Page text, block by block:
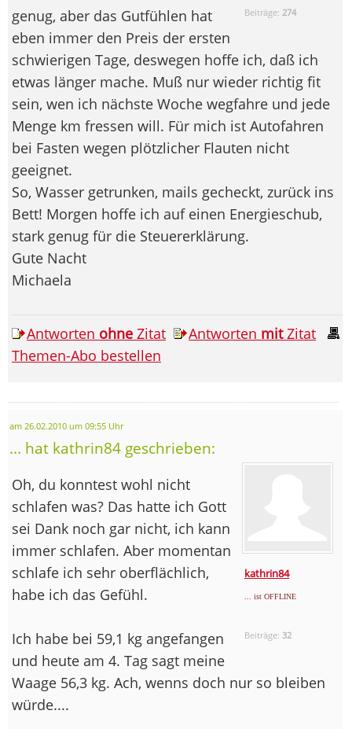
Beiträge: 274
genug, aber das Gutfühlen hat
eben immer den Preis der ersten
schwierigen Tage, deswegen hoffe ich, daß ich
etwas länger mache. Muß nur wieder richtig fit
sein, wen ich nächste Woche wegfahre und jede
Menge km fressen will. Für mich ist Autofahren
bei Fasten wegen plötzlicher Flauten nicht
geeignet.
So, Wasser getrunken, mails gecheckt, zurück ins
Bett! Morgen hoffe ich auf einen Energieschub,
stark genug für die Steuererklärung.
Gute Nacht
Michaela
Antworten ohne Zitat Antworten mitZitat
Themen-Abo bestellen
am 26.02.2010 um 09:55 Uhr
... hat kathrin84 geschrieben:
kathrin84
... ist OFFLINE
Beiträge:32
Oh, du konntest wohl nicht
schlafen was? Das hatte ich Gott
sei Dank noch gar nicht, ich kann
immer schlafen. Aber momentan
schlafe ich sehr oberflächlich,
habe ich das Gefühl.
Ich habe bei 59,1 kg angefangen
und heute am 4. Tag sagt meine
Waage 56,3 kg. Ach, wenns doch nur so bleiben
würde....